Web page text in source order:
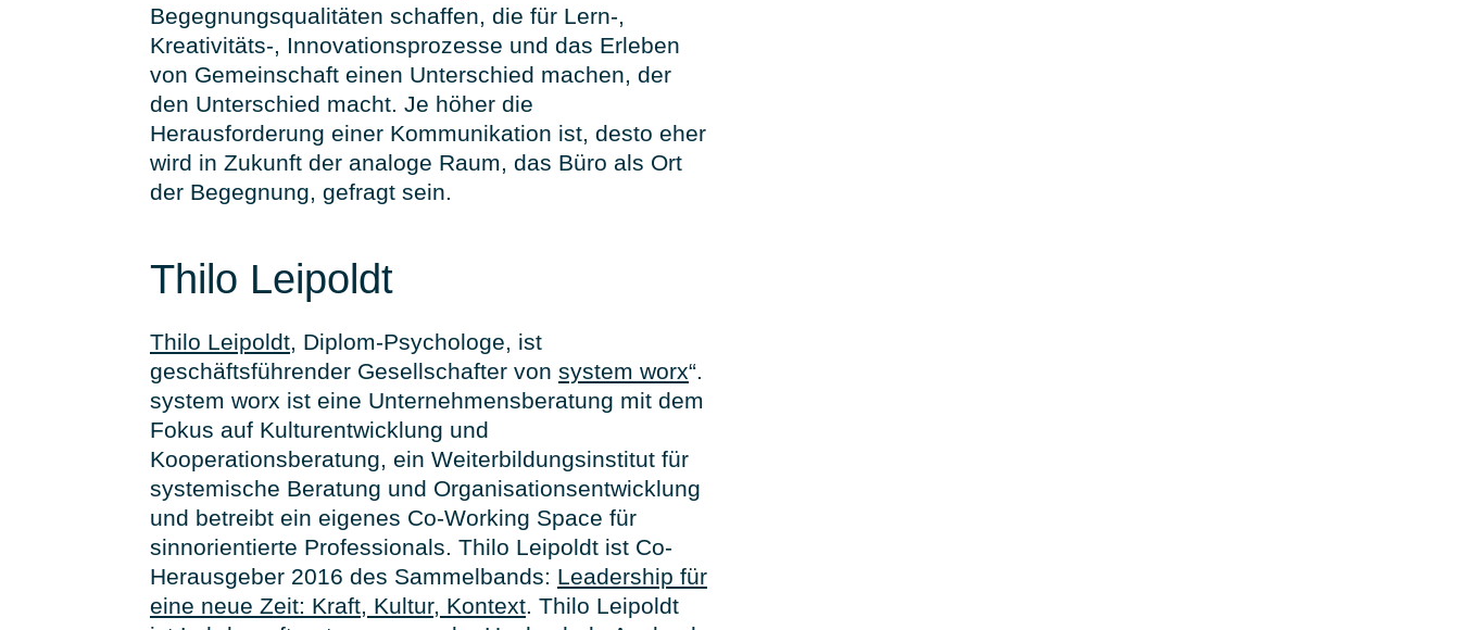
Begegnungsqualitäten schaffen, die für Lern-,
Kreativitäts-, Innovationsprozesse und das Erleben
von Gemeinschaft einen Unterschied machen, der
den Unterschied macht. Je höher die
Herausforderung einer Kommunikation ist, desto eher
wird in Zukunft der analoge Raum, das Büro als Ort
der Begegnung, gefragt sein.
Thilo Leipoldt
Thilo Leipoldt, Diplom-Psychologe, ist
geschäftsführender Gesellschafter von system worx“.
system worx ist eine Unternehmensberatung mit dem
Fokus auf Kulturentwicklung und
Kooperationsberatung, ein Weiterbildungsinstitut für
systemische Beratung und Organisationsentwicklung
und betreibt ein eigenes Co-Working Space für
sinnorientierte Professionals. Thilo Leipoldt ist Co-
Herausgeber 2016 des Sammelbands: Leadership für
eine neue Zeit: Kraft, Kultur, Kontext. Thilo Leipoldt